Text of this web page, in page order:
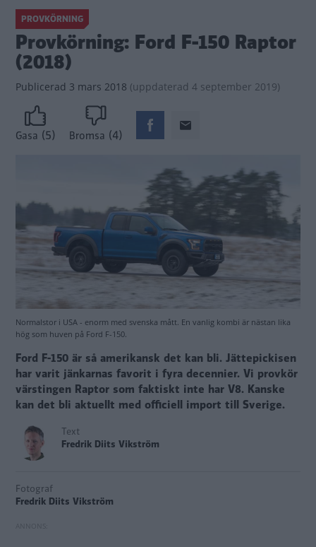
PROVKÖRNING
Provkörning: Ford F-150 Raptor
(2018)
Publicerad 3 mars 2018 (uppdaterad 4 september 2019)
Gasa (5) Bromsa (4)
Normalstor i USA - enorm med svenska mått. En vanlig kombi är nästan lika
hög som huven på Ford F-150.
Ford F-150 är så amerikansk det kan bli. Jättepickisen
har varit jänkarnas favorit i fyra decennier. Vi provkör
värstingen Raptor som faktiskt inte har V8. Kanske
kan det bli aktuellt med officiell import till Sverige.
Text
Fredrik Diits Vikström
Fotograf
Fredrik Diits Vikström